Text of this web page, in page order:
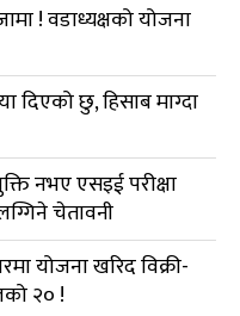
! वडाध्यक्षको योजना
दिएको छु, हिसाब माग्दा
नभए एसइई परीक्षा
चेतावनी
योजना खरिद विक्री-
२० !